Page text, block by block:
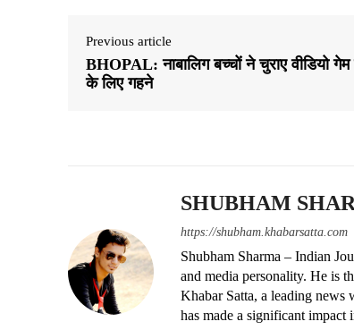
Previous article
BHOPAL: नाबालिग बच्चों ने चुराए वीडियो
के लिए गहने
SHUBHAM
https://shubham.khabarsatta.com
Shubham Sharma – Indian
and media personality. He is
Khabar Satta, a leading news
has made a significant impact